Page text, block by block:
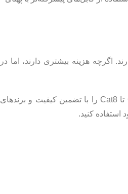
اگرچه هزینه بیشتری دارند، اما در
در پاناتل‌کو ما مجموعه‌ای کامل از کابل‌های شبکه UTP، FTP، SFTP، Outdoor، مقاوم در برابر UV و Cat6 تا Cat8 را با تضمین کیفیت و برندهای
استفاده کنید.